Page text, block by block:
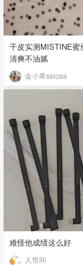
干皮实测MISTINE蜜
清爽不油腻
金小希ssicaa
难怪他成绩这么好
人世间